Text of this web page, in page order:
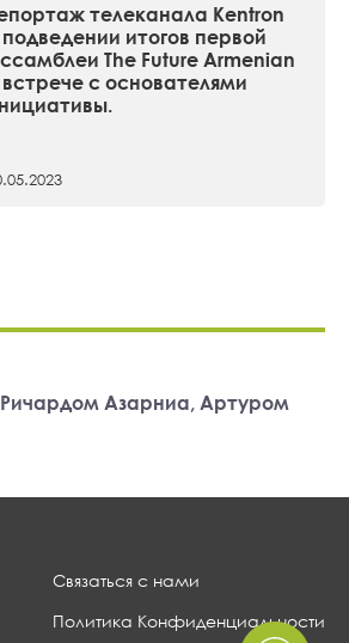
телеканала Kentron
итогов первой
The Future Armenian
встрече с основателями
Ричардом Азарниа, Артуром
Связаться с нами
Политика Конфиденциальности